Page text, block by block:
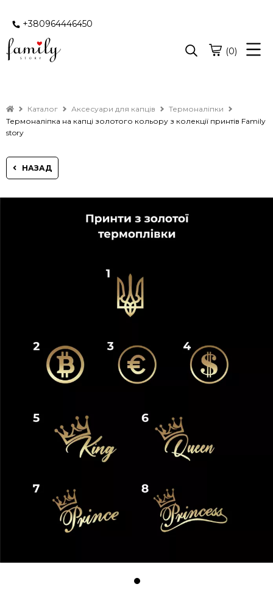
+380964446450
(0)
Каталог Аксесуари для капців
Термоналіпки
Термоналіпка на капці золотого кольору з колекції принтів Family
story
НАЗАД